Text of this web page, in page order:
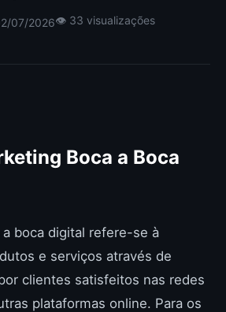
07/2026👁 33 visualizações
Boca a Boca
boca digital refere-se à
e serviços através de
clientes satisfeitos nas redes
plataformas online. Para os